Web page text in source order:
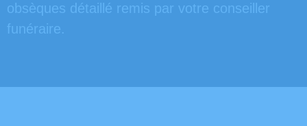
obsèques détaillé remis par votre conseiller
funéraire.